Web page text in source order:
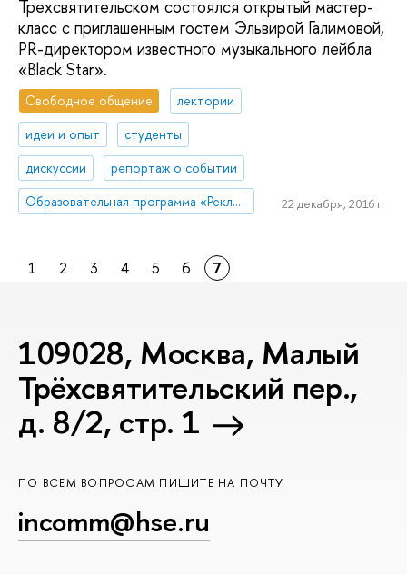
Трехсвятительском состоялся открытый мастер-
класс с приглашенным гостем Эльвирой Галимовой,
PR-директором известного музыкального лейбла
«Black Star».
Свободное общение
лектории
идеи и опыт
студенты
дискуссии
репортаж о событии
Образовательная программа «Реклама и связи с общественностью»
22 декабря, 2016 г.
1 2 3 4 5 6 7
109028, Москва, Малый
Трёхсвятительский пер.,
д. 8/2, стр. 1
ПО ВСЕМ ВОПРОСАМ ПИШИТЕ НА ПОЧТУ
incomm@hse.ru